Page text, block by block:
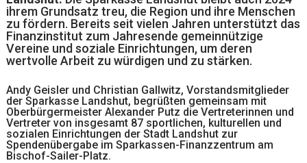
ihrem Grundsatz treu, die Region und ihre Menschen
zu fördern. Bereits seit vielen Jahren unterstützt das
Finanzinstitut zum Jahresende gemeinnützige
Vereine und soziale Einrichtungen, um deren
wertvolle Arbeit zu würdigen und zu stärken.
Andy Geisler und Christian Gallwitz, Vorstandsmitglieder
der Sparkasse Landshut, begrüßten gemeinsam mit
Oberbürgermeister Alexander Putz die Vertreterinnen und
Vertreter von insgesamt 87 sportlichen, kulturellen und
sozialen Einrichtungen der Stadt Landshut zur
Spendenübergabe im Sparkassen-Finanzzentrum am
Bischof-Sailer-Platz.